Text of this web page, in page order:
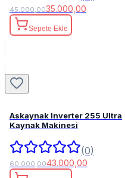
45.000,0035.000,00
Sepete Ekle
Askaynak Inverter 255 Ultra
Kaynak Makinesi
(0)
60.000,0043.000,00